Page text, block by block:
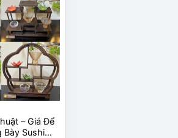
– Giá Để
Bày Sushi